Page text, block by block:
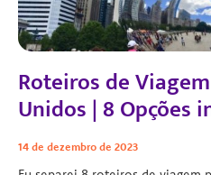
Roteiros de
Unidos | 8 Opções
14 de dezembro de 2023